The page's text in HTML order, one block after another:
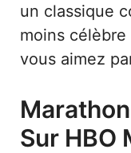
un classique
moins
vous aimez
Sur HBO